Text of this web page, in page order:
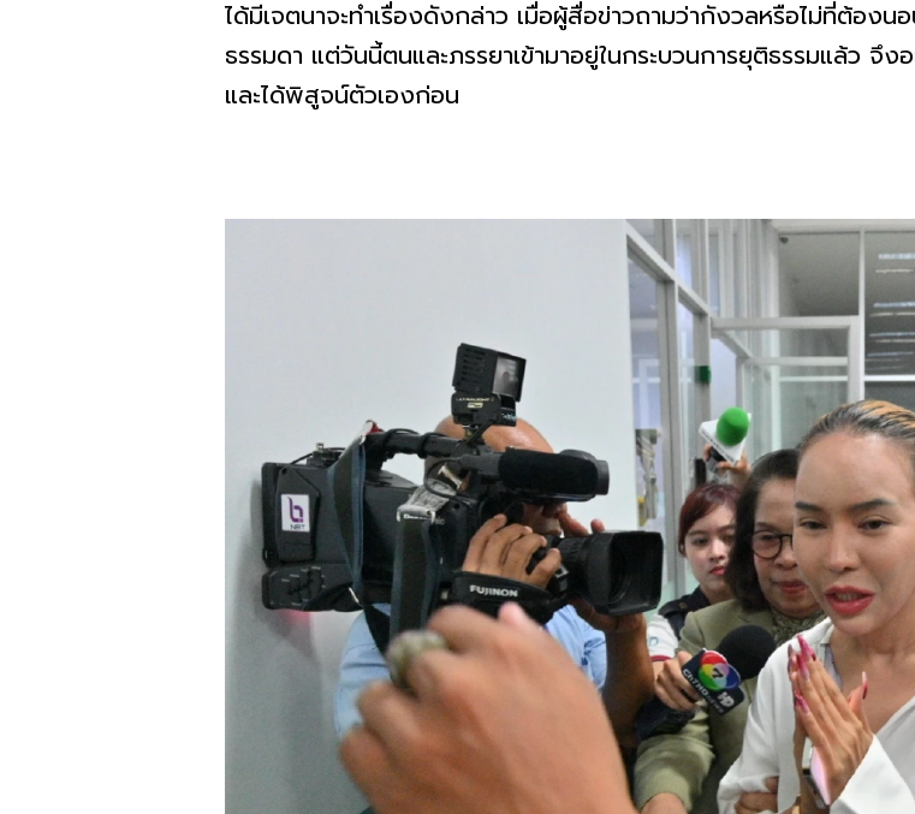
ได้มีเจตนาจะทำเรื่องดังกล่าว เมื่อผู้สื่อข่าวถามว่ากังวลหรือไม่ที่ต้อ
ธรรมดา แต่วันนี้ตนและภรรยาเข้ามาอยู่ในกระบวนการยุติธรรมแล้ว จึ
และได้พิสูจน์ตัวเองก่อน